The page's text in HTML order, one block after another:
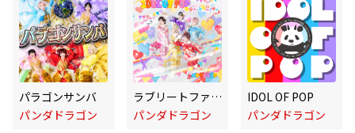
パラゴンサンバ
パンダドラゴン
ラブリートファイター
パンダドラゴン
IDOL OF POP
パンダドラゴン